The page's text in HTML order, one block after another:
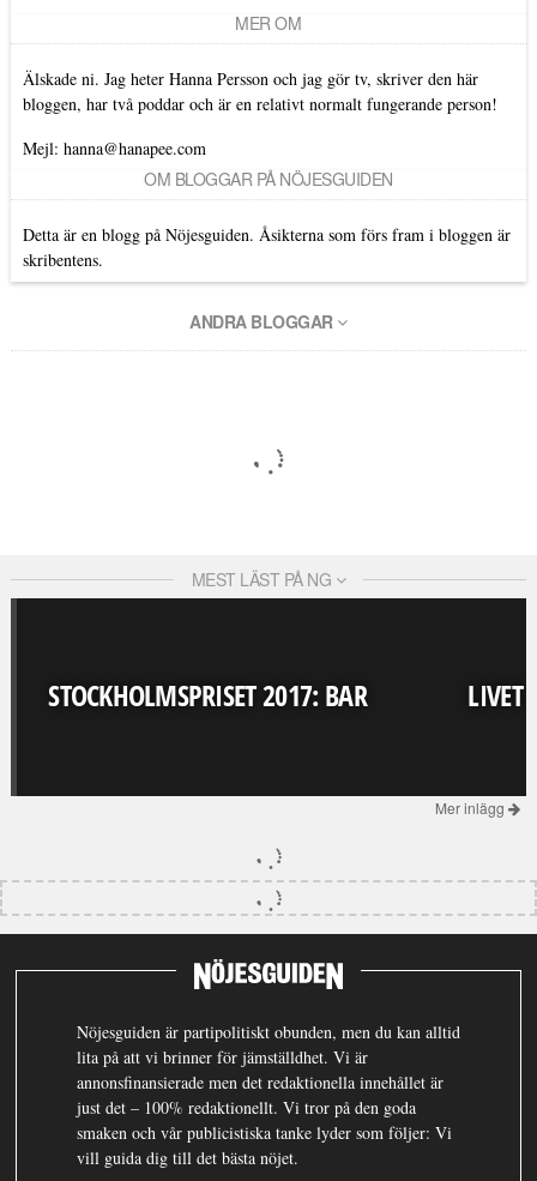
MER OM
Älskade ni. Jag heter Hanna Persson och jag gör tv, skriver den här
bloggen, har två poddar och är en relativt normalt fungerande person!
Mejl: hanna@hanapee.com
OM BLOGGAR PÅ NÖJESGUIDEN
Detta är en blogg på Nöjesguiden. Åsikterna som förs fram i bloggen är
skribentens.
ANDRA BLOGGAR
MEST LÄST PÅ NG
STOCKHOLMSPRISET 2017: BAR LIVET
Mer inlägg
Nöjesguiden är partipolitiskt obunden, men du kan alltid
lita på att vi brinner för jämställdhet. Vi är
annonsfinansierade men det redaktionella innehållet är
just det – 100% redaktionellt. Vi tror på den goda
smaken och vår publicistiska tanke lyder som följer: Vi
vill guida dig till det bästa nöjet.